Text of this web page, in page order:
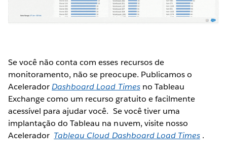
Se você não conta com esses recursos de
monitoramento, não se preocupe. Publicamos o
AceleradorDashboard Load Timesno Tableau
Exchange como um recurso gratuito e facilmente
acessível para ajudar você. Se você tiver uma
implantação do Tableau na nuvem, visite nosso
Acelerador Tableau Cloud Dashboard Load Times.